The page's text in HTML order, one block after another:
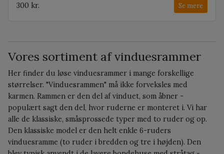
300 kr.
Se mere
Vores sortiment af vinduesrammer
Her finder du løse vinduesrammer i mange forskellige
størrelser. "Vinduesrammen" må ikke forveksles med
karmen. Rammen er den del af vinduet, som åbner -
populært sagt den del, hvor ruderne er monteret i. Vi har
alle de klassiske, småsprossede typer med to ruder og op.
Den klassiske model er den helt enkle 6-ruders
vinduesramme (to ruder i bredden og tre i højden). Den